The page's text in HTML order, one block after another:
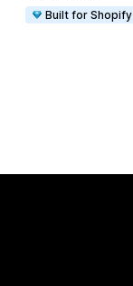
Built for Shopify